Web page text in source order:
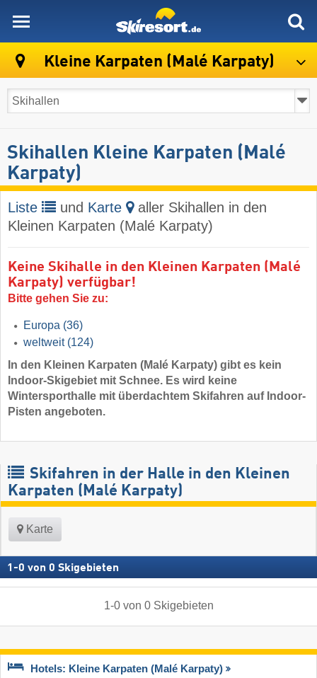
Kleine Karpaten (Malé Karpaty)
Skihallen Kleine Karpaten (Malé
Karpaty)
Liste und Karte
aller Skihallen in den
Kleinen Karpaten (Malé Karpaty)
Keine Skihalle in den Kleinen Karpaten (Malé
Karpaty) verfügbar!
Bitte gehen Sie zu:
Europa (36)
weltweit(124)
In den Kleinen Karpaten (Malé Karpaty) gibt es kein
Indoor-Skigebiet mit Schnee. Es wird keine
Wintersporthalle mit überdachtem Skifahren auf Indoor-
Pisten angeboten.
Skifahren in der Halle in den Kleinen
Karpaten (Malé Karpaty)
Karte
1 -0 von 0 Skigebieten
1-0von 0 Skigebieten
Hotels: Kleine Karpaten (Malé Karpaty)